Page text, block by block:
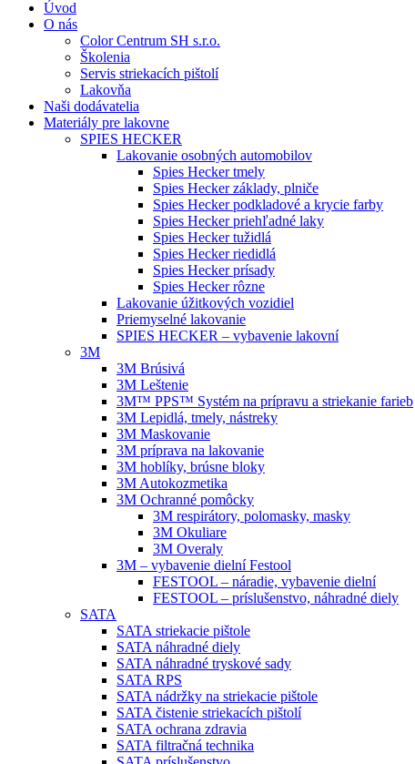
Úvod
O nás
Color Centrum SH s.r.o.
Školenia
Servis striekacích pištolí
Lakovňa
Naši dodávatelia
Materiály pre lakovne
SPIES HECKER
Lakovanie osobných automobilov
Spies Hecker tmely
Spies Hecker základy, plniče
Spies Hecker podkladové a krycie farby
Spies Hecker priehľadné laky
Spies Hecker tužidlá
Spies Hecker riedidlá
Spies Hecker prísady
Spies Hecker rôzne
Lakovanie úžitkových vozidiel
Priemyselné lakovanie
SPIES HECKER – vybavenie lakovní
3M
3M Brúsivá
3M Leštenie
3M™ PPS™ Systém na prípravu a striekanie farieb
3M Lepidlá, tmely, nástreky
3M Maskovanie
3M príprava na lakovanie
3M hoblíky, brúsne bloky
3M Autokozmetika
3M Ochranné pomôcky
3M respirátory, polomasky, masky
3M Okuliare
3M Overaly
3M – vybavenie dielní Festool
FESTOOL – náradie, vybavenie dielní
FESTOOL – príslušenstvo, náhradné diely
SATA
SATA striekacie pištole
SATA náhradné diely
SATA náhradné tryskové sady
SATA RPS
SATA nádržky na striekacie pištole
SATA čistenie striekacích pištolí
SATA ochrana zdravia
SATA filtračná technika